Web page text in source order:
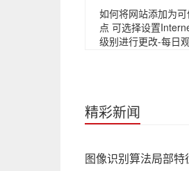
如何将网站添加为
点 可选择设置
级别进行更改-每日
精彩新闻
图像识别算法局部